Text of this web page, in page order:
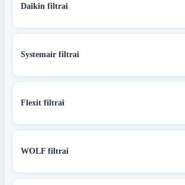
Daikin filtrai
Systemair filtrai
Flexit filtrai
WOLF filtrai